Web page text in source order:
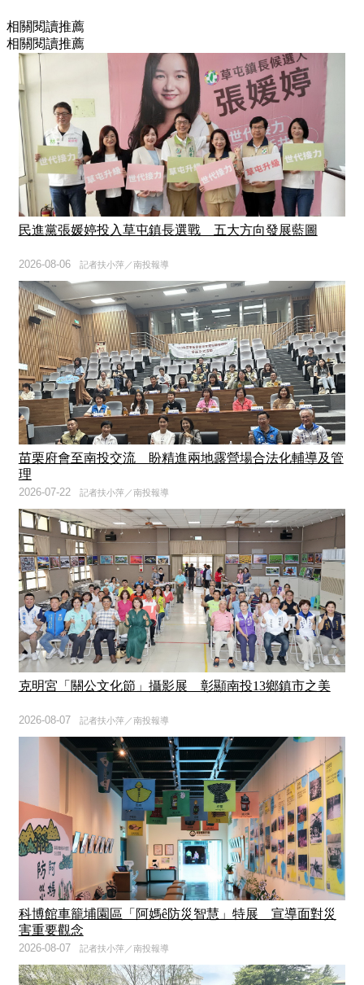
相關閱讀推薦
相關閱讀推薦
民進黨張媛婷投入草屯鎮長選戰 五大方向發展藍圖
記者扶小萍／南投報導
2026-08-06
苗栗府會至南投交流 盼精進兩地露營場合法化輔導及管
理
記者扶小萍／南投報導
2026-07-22
克明宮「關公文化節」攝影展 彰顯南投13鄉鎮市之美
記者扶小萍／南投報導
2026-08-07
科博館車籠埔園區「阿媽ê防災智慧」特展 宣導面對災
害重要觀念
記者扶小萍／南投報導
2026-08-07